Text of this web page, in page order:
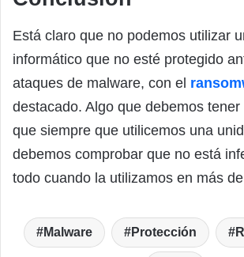
Está claro que no podemos utilizar
informático que no esté protegido
ataques de malware, con el
destacado. Algo que debemos
que siempre que utilicemos una
debemos comprobar que no está
todo cuando la utilizamos en más
Malware Protección